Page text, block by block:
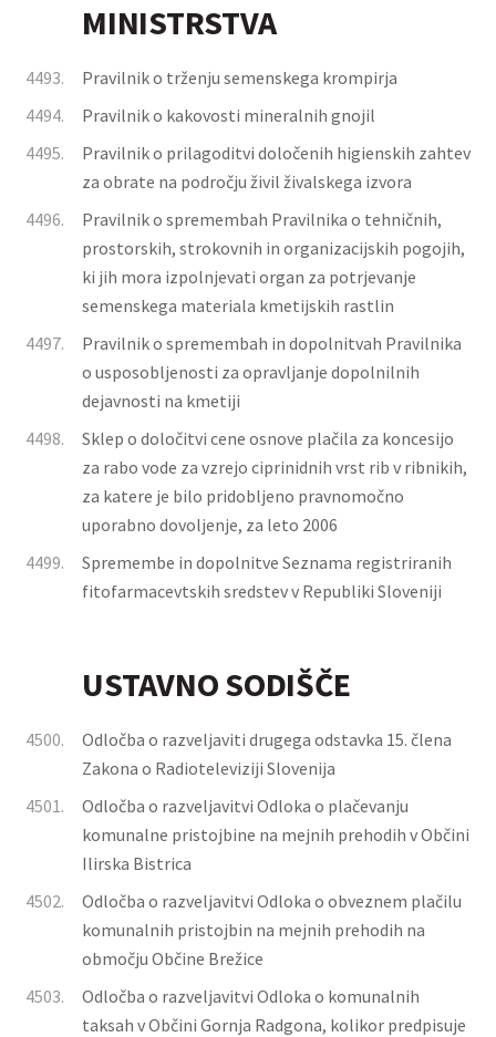
MINISTRSTVA
4493.
Pravilnik o trženju semenskega krompirja
4494.
Pravilnik o kakovosti mineralnih gnojil
4495.
Pravilnik o prilagoditvi določenih higienskih zahtev
za obrate na področju živil živalskega izvora
4496.
Pravilnik o spremembah Pravilnika o tehničnih,
prostorskih, strokovnih in organizacijskih pogojih,
ki jih mora izpolnjevati organ za potrjevanje
semenskega materiala kmetijskih rastlin
4497.
Pravilnik o spremembah in dopolnitvah Pravilnika
o usposobljenosti za opravljanje dopolnilnih
dejavnosti na kmetiji
4498.
Sklep o določitvi cene osnove plačila za koncesijo
za rabo vode za vzrejo ciprinidnih vrst rib v ribnikih,
za katere je bilo pridobljeno pravnomočno
uporabno dovoljenje, za leto 2006
4499.
Spremembe in dopolnitve Seznama registriranih
fitofarmacevtskih sredstev v Republiki Sloveniji
USTAVNO SODIŠČE
4500.
Odločba o razveljaviti drugega odstavka 15. člena
Zakona o Radioteleviziji Slovenija
4501.
Odločba o razveljavitvi Odloka o plačevanju
komunalne pristojbine na mejnih prehodih v Občini
Ilirska Bistrica
4502.
Odločba o razveljavitvi Odloka o obveznem plačilu
komunalnih pristojbin na mejnih prehodih na
območju Občine Brežice
4503.
Odločba o razveljavitvi Odloka o komunalnih
taksah v Občini Gornja Radgona, kolikor predpisuje